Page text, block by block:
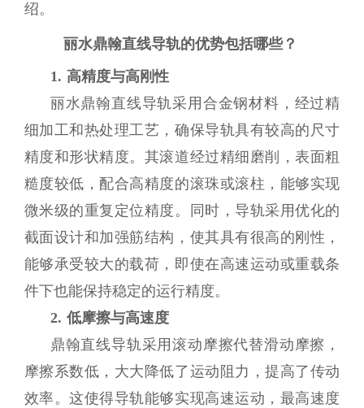
绍。
丽水鼎翰直线导轨的优势包括哪些？
1. 高精度与高刚性
丽水鼎翰直线导轨采用合金钢材料，经过精
细加工和热处理工艺，确保导轨具有较高的尺寸
精度和形状精度。其滚道经过精细磨削，表面粗
糙度较低，配合高精度的滚珠或滚柱，能够实现
微米级的重复定位精度。同时，导轨采用优化的
截面设计和加强筋结构，使其具有很高的刚性，
能够承受较大的载荷，即使在高速运动或重载条
件下也能保持稳定的运行精度。
2. 低摩擦与高速度
鼎翰直线导轨采用滚动摩擦代替滑动摩擦，
摩擦系数低，大大降低了运动阻力，提高了传动
效率。这使得导轨能够实现高速运动，最高速度